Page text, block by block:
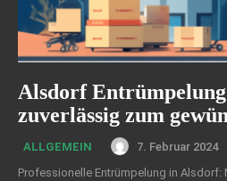
Alsdorf
zuverlässig zum
ALLGEMEIN
7. Februar 2024
Professionelle Entrümpelung in Alsdorf: